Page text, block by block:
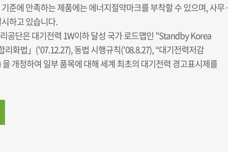
준에 만족하는 제품에는 에너지절약마크를 부착할 수 있으며, 사무·
하고 있습니다.
공단은 대기전력 1W이하 달성 국가 로드맵인 "Standby Korea
화법」('07.12.27), 동법 시행규칙('08.8.27), “대기전력저감
개정하여 일부 품목에 대해 세계 최초의 대기전력 경고표시제를